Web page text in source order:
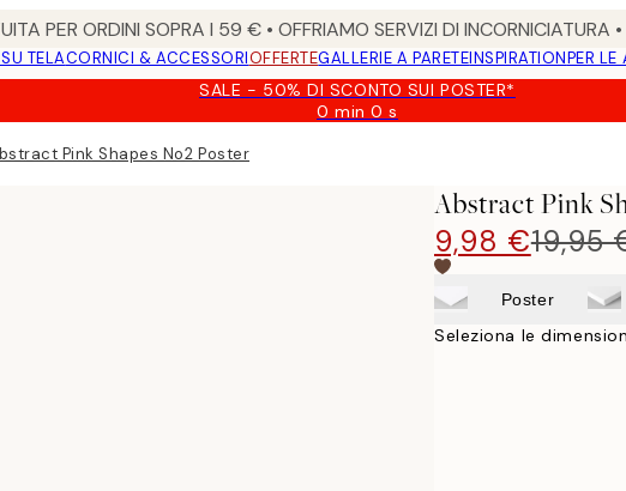
PER ORDINI SOPRA I 59 € • OFFRIAMO SERVIZI DI
TELACORNICI & ACCESSORIOFFERTEGALLERIE A PARETEINSPIRATIONPER LE
SALE - 50% DI SCONTO SUI POSTER*
0 min0 s
Valido
Pink Shapes No2 Poster
Abstract Pink
9,98 €19,95
Poster
Seleziona le